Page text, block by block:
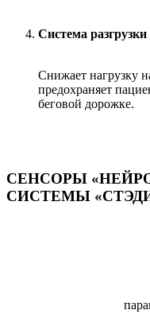
Система
Снижает нагрузку
предохраняет
беговой дорожке.
СЕНСОРЫ
СИСТЕМЫ